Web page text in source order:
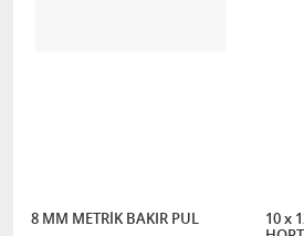
8 MM METRİK BAKIR PUL
10 x 12